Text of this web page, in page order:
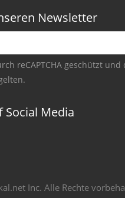
Newsletter
reCAPTCHA geschützt
Social Media
Inc. Alle Rechte